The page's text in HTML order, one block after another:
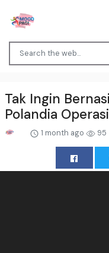
Tak Ingin
Polandia
1 month ago 95